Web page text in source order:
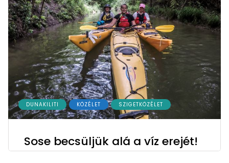
DUNAKILITI KÖZÉLET SZIGETKÖZÉLET
Sose becsüljük alá a víz erejét!